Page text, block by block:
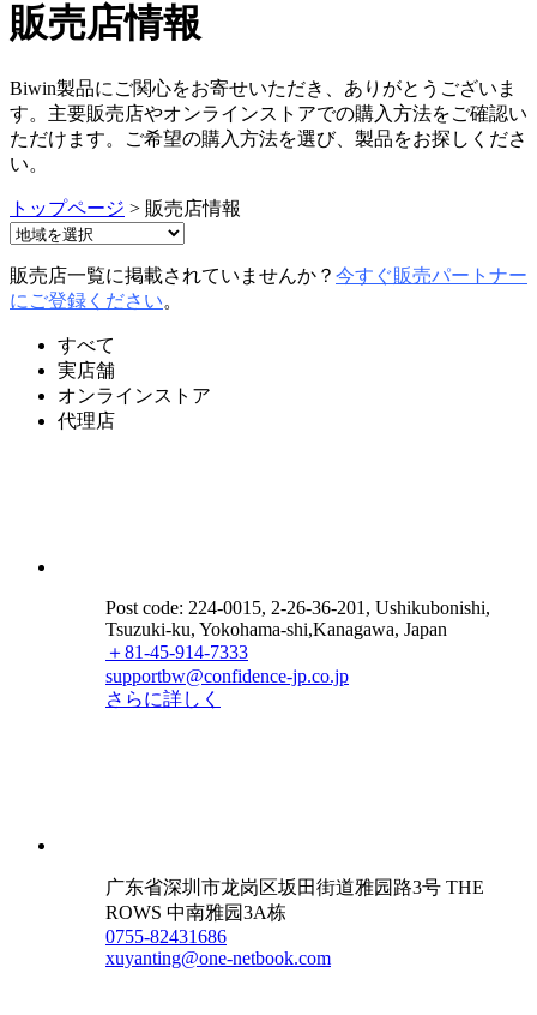
販売店情報
Biwin製品にご関心をお寄せいただき、ありがとうございま
す。主要販売店やオンラインストアでの購入方法をご確認い
ただけます。ご希望の購入方法を選び、製品をお探しくださ
い。
トップページ > 販売店情報
販売店一覧に掲載されていませんか？ 今すぐ販売パートナー
にご登録ください。
すべて
実店舗
オンラインストア
代理店
Post code: 224-0015, 2-26-36-201, Ushikubonishi,
Tsuzuki-ku, Yokohama-shi,Kanagawa, Japan
＋81-45-914-7333
supportbw@confidence-jp.co.jp
さらに詳しく
广东省深圳市龙岗区坂田街道雅园路3号 THE
ROWS 中南雅园3A栋
0755-82431686
xuyanting@one-netbook.com